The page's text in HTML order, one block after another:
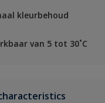
kleurbehoud
van 5 tot 30˚C